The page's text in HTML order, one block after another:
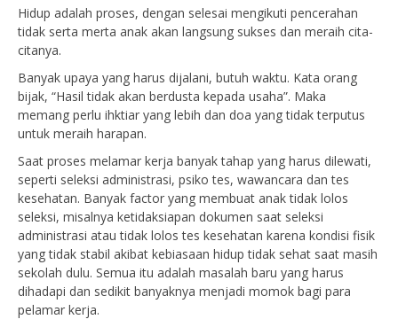
Hidup adalah proses, dengan selesai mengikuti pencerahan
tidak serta merta anak akan langsung sukses dan meraih cita-
citanya.
Banyak upaya yang harus dijalani, butuh waktu. Kata orang
bijak, “Hasil tidak akan berdusta kepada usaha”. Maka
memang perlu ihktiar yang lebih dan doa yang tidak terputus
untuk meraih harapan.
Saat proses melamar kerja banyak tahap yang harus dilewati,
seperti seleksi administrasi, psiko tes, wawancara dan tes
kesehatan. Banyak factor yang membuat anak tidak lolos
seleksi, misalnya ketidaksiapan dokumen saat seleksi
administrasi atau tidak lolos tes kesehatan karena kondisi fisik
yang tidak stabil akibat kebiasaan hidup tidak sehat saat masih
sekolah dulu. Semua itu adalah masalah baru yang harus
dihadapi dan sedikit banyaknya menjadi momok bagi para
pelamar kerja.